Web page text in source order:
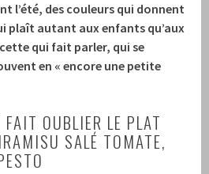
l’été, des couleurs qui donnent
plaît autant aux enfants qu’aux
qui fait parler, qui se
en « encore une petite
OUBLIER LE PLAT
SALÉ TOMATE,